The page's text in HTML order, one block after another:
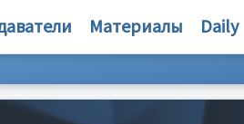
Материалы Daily